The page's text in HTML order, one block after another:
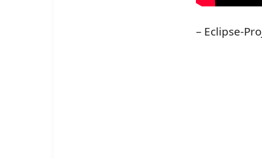
– Eclipse-